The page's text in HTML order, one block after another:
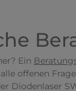
und sind
der Support bei
schnell
Ein
offenen
Diodenlaser